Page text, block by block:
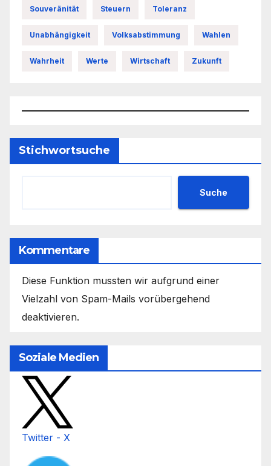
Souveränität Steuern Toleranz
Unabhängigkeit Volksabstimmung Wahlen
Wahrheit Werte Wirtschaft Zukunft
Stichwortsuche
Suche
Kommentare
Diese Funktion mussten wir aufgrund einer
Vielzahl von Spam-Mails vorübergehend
deaktivieren.
Soziale Medien
Twitter - X